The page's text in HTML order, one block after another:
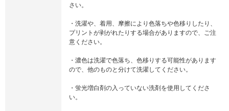
さい。
・洗濯や、着用、摩擦により色落ちや色移りしたり、
プリントが剥がれたりする場合がありますので、ご注
意ください。
・濃色は洗濯で色落ち、色移りする可能性があります
ので、他のものと分けて洗濯してください。
・蛍光増白剤の入っていない洗剤を使用してくださ
い。